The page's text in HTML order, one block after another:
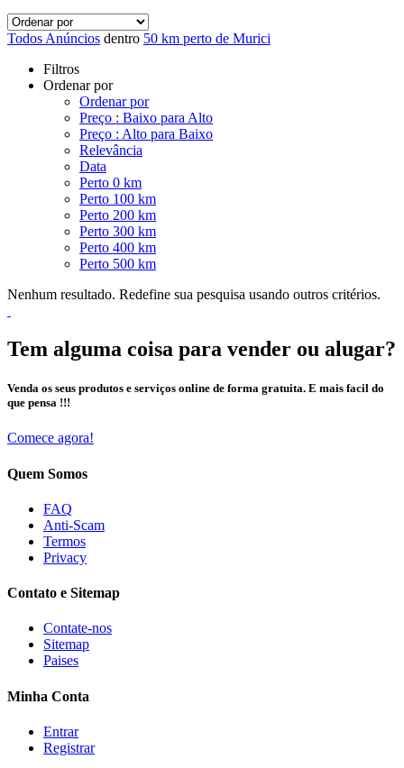
Todos Anúncios dentro 50 km perto de Murici
Filtros
Ordenar por
Ordenar por
Preço : Baixo para Alto
Preço : Alto para Baixo
Relevância
Data
Perto 0 km
Perto 100 km
Perto 200 km
Perto 300 km
Perto 400 km
Perto 500 km
Nenhum resultado. Redefine sua pesquisa usando outros critérios.
Tem alguma coisa para vender ou alugar?
Venda os seus produtos e serviços online de forma gratuita. E mais facil do
que pensa !!!
Comece agora!
Quem Somos
FAQ
Anti-Scam
Termos
Privacy
Contato e Sitemap
Contate-nos
Sitemap
Paises
Minha Conta
Entrar
Registrar